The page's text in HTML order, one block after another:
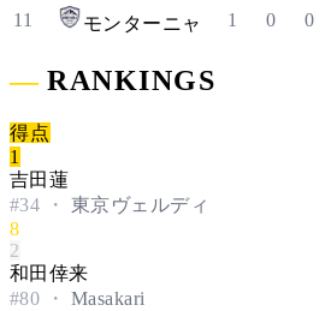
11 モンターニャ 1 0 0
― RANKINGS
得点
1
吉田蓮
#34 ・ 東京ヴェルディ
8
2
和田倖来
#80 ・ Masakari